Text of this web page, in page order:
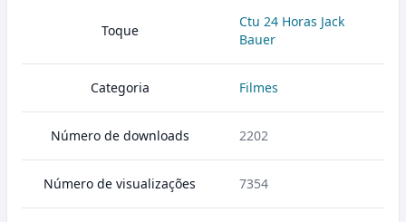
Toque
Ctu 24 Horas Jack
Bauer
Categoria Filmes
Número de downloads 2202
Número de visualizações 7354